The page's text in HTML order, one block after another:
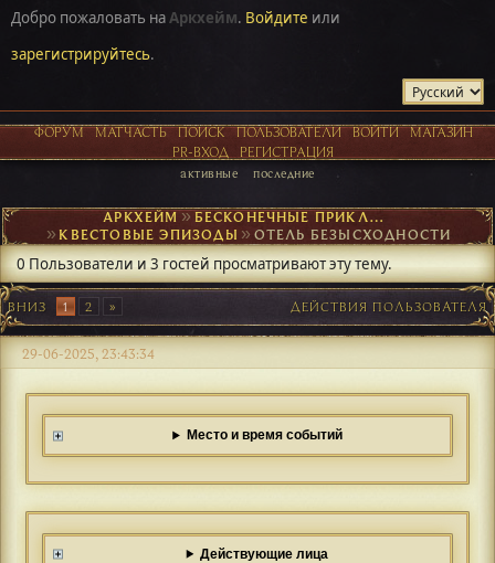
Добро пожаловать наАркхейм. Войдите или
зарегистрируйтесь.
ФОРУМ МАТЧАСТЬ ПОИСК ПОЛЬЗОВАТЕЛИ ВОЙТИ
МАГАЗИН
PR-ВХОД
РЕГИСТРАЦИЯ
активные последние
АРКХЕЙМ► БЕСКОНЕЧНЫЕ ПРИКЛЮЧЕНИЯ
►КВЕСТОВЫЕ ЭПИЗОДЫ ►ОТЕЛЬ БЕЗЫСХОДНОСТИ
0 Пользователи и 3 гостей просматривают эту тему.
ВНИЗ 1 2 ДЕЙСТВИЯ ПОЛЬЗОВАТЕЛЯ
29-06-2025, 23:43:34
Место и время событий
Действующие лица